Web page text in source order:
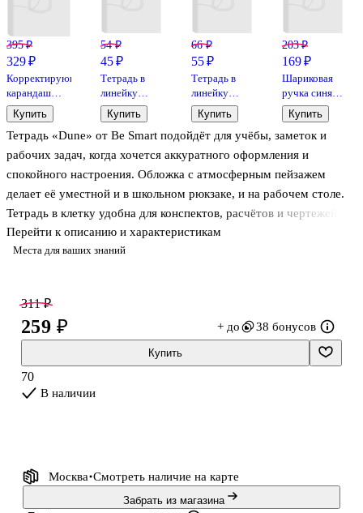
Места для ваших знаний
Тетрадь «Dune» от Be Smart подойдёт для учёбы, заметок и
рабочих задач, когда хочется аккуратного оформления и
спокойного настроения. Обложка с атмосферным пейзажем
делает её уместной и в школьном рюкзаке, и на рабочем столе.
Тетрадь в клетку удобна для конспектов, расчётов и чертежей.
Картонная обложка держит форму, а ламинация помогает
защитить её от потёртостей и случайных капель. Скрепка
Перейти к описанию и характеристикам
395 ₽
329 ₽
Корректирующий
карандаш
«Arctic
White», Erich
Krause, 12 мл,
металлический
Купить
54 ₽
45 ₽
Тетрадь в
линейку
Listoff
«Классическая
серия» в
ассортименте,
Купить
66 ₽
55 ₽
Тетрадь в
линейку
Listoff
«Классическая
серия» в
ассортименте,
Купить
203 ₽
169 ₽
Шариковая
ручка синяя
0,5 мм,
Aesthetics
white, Be
Smart
Купить
311 ₽
259 ₽ + до 38 бонусов
Купить
70
В наличии
Москва Смотреть наличие на карте
Забрать из магазина